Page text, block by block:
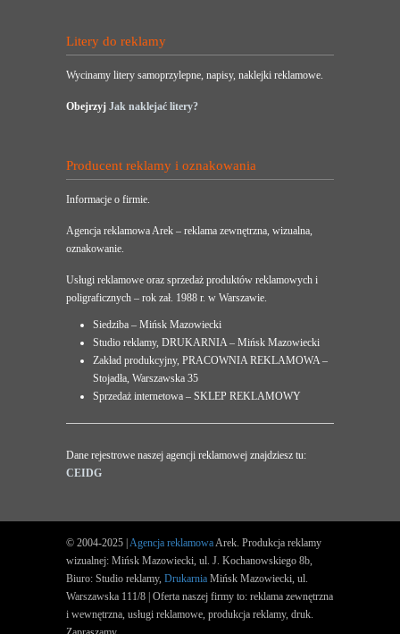
Litery do reklamy
Wycinamy litery samoprzylepne, napisy, naklejki reklamowe.
Obejrzyj Jak naklejać litery?
Producent reklamy i oznakowania
Informacje o firmie.
Agencja reklamowa Arek – reklama zewnętrzna, wizualna,
oznakowanie.
Usługi reklamowe oraz sprzedaż produktów reklamowych i
poligraficznych – rok zał. 1988 r. w Warszawie.
Siedziba – Mińsk Mazowiecki
Studio reklamy, DRUKARNIA – Mińsk Mazowiecki
Zakład produkcyjny, PRACOWNIA REKLAMOWA –
Stojadła, Warszawska 35
Sprzedaż internetowa – SKLEP REKLAMOWY
Dane rejestrowe naszej agencji reklamowej znajdziesz tu:
CEIDG
© 2004-2025 | Agencja reklamowa Arek. Produkcja reklamy
wizualnej: Mińsk Mazowiecki, ul. J. Kochanowskiego 8b,
Biuro: Studio reklamy, Drukarnia Mińsk Mazowiecki, ul.
Warszawska 111/8 | Oferta naszej firmy to: reklama zewnętrzna
i wewnętrzna, usługi reklamowe, produkcja reklamy, druk.